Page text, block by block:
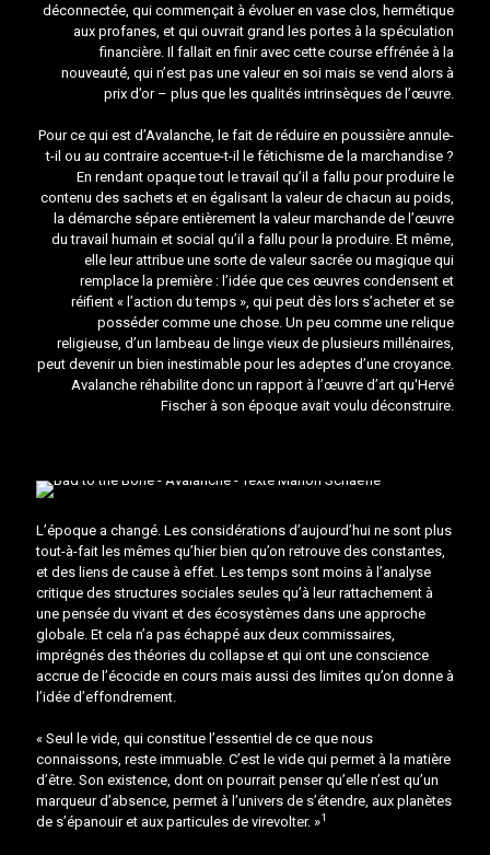
déconnectée, qui commençait à évoluer en vase clos, hermétique
aux profanes, et qui ouvrait grand les portes à la spéculation
financière. Il fallait en finir avec cette course effrénée à la
nouveauté, qui n’est pas une valeur en soi mais se vend alors à
prix d’or – plus que les qualités intrinsèques de l’œuvre.
Pour ce qui est d’Avalanche, le fait de réduire en poussière annule-
t-il ou au contraire accentue-t-il le fétichisme de la marchandise ?
En rendant opaque tout le travail qu’il a fallu pour produire le
contenu des sachets et en égalisant la valeur de chacun au poids,
la démarche sépare entièrement la valeur marchande de l’œuvre
du travail humain et social qu’il a fallu pour la produire. Et même,
elle leur attribue une sorte de valeur sacrée ou magique qui
remplace la première : l’idée que ces œuvres condensent et
réifient « l’action du temps », qui peut dès lors s’acheter et se
posséder comme une chose. Un peu comme une relique
religieuse, d’un lambeau de linge vieux de plusieurs millénaires,
peut devenir un bien inestimable pour les adeptes d’une croyance.
Avalanche réhabilite donc un rapport à l’œuvre d’art qu'Hervé
Fischer à son époque avait voulu déconstruire.
L’époque a changé. Les considérations d’aujourd’hui ne sont plus
tout-à-fait les mêmes qu’hier bien qu’on retrouve des constantes,
et des liens de cause à effet. Les temps sont moins à l’analyse
critique des structures sociales seules qu’à leur rattachement à
une pensée du vivant et des écosystèmes dans une approche
globale. Et cela n’a pas échappé aux deux commissaires,
imprégnés des théories du collapse et qui ont une conscience
accrue de l’écocide en cours mais aussi des limites qu’on donne à
l’idée d’effondrement.
« Seul le vide, qui constitue l’essentiel de ce que nous
connaissons, reste immuable. C’est le vide qui permet à la matière
d’être. Son existence, dont on pourrait penser qu’elle n’est qu’un
marqueur d’absence, permet à l’univers de s’étendre, aux planètes
de s’épanouir et aux particules de virevolter. »1